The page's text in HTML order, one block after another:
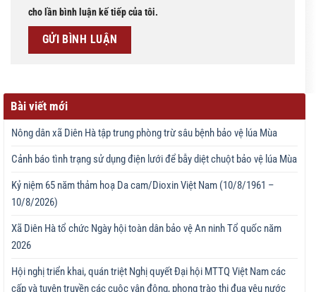
cho lần bình luận kế tiếp của tôi.
Bài viết mới
Nông dân xã Diên Hà tập trung phòng trừ sâu bệnh bảo vệ lúa Mùa
Cảnh báo tình trạng sử dụng điện lưới để bẫy diệt chuột bảo vệ lúa Mùa
Kỷ niệm 65 năm thảm hoạ Da cam/Dioxin Việt Nam (10/8/1961 –
10/8/2026)
Xã Diên Hà tổ chức Ngày hội toàn dân bảo vệ An ninh Tổ quốc năm
2026
Hội nghị triển khai, quán triệt Nghị quyết Đại hội MTTQ Việt Nam các
cấp và tuyên truyền các cuộc vận động, phong trào thi đua yêu nước